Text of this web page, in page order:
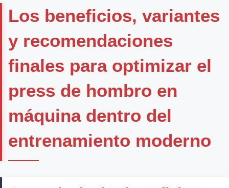
Los beneficios, variantes
y recomendaciones
finales para optimizar el
press de hombro en
máquina dentro del
entrenamiento moderno